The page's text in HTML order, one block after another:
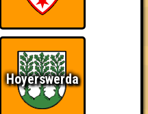
und trinkfestesten
wo der Frosch die
seid ihr mittelmäßig,
gibt es Schnaps. Kurzum: es
Hoyerswerda